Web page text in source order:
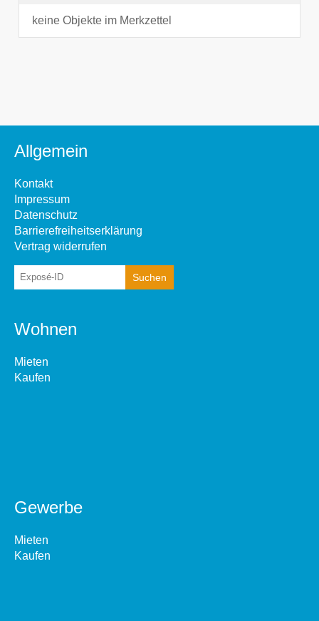
keine Objekte im Merkzettel
Allgemein
Kontakt
Impressum
Datenschutz
Barrierefreiheitserklärung
Vertrag widerrufen
Wohnen
Mieten
Kaufen
Gewerbe
Mieten
Kaufen